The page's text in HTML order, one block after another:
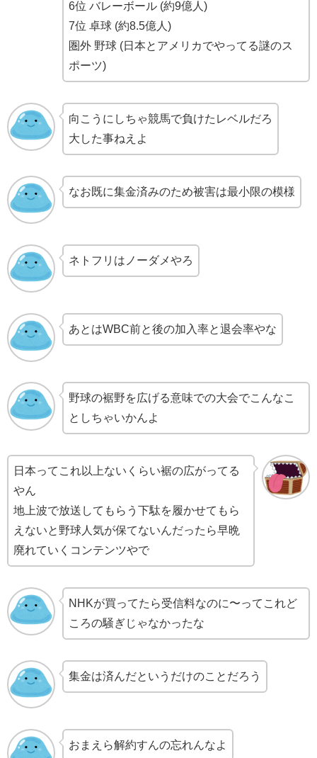
6位 バレーボール (約9億人)
7位 卓球 (約8.5億人)
圏外 野球 (日本とアメリカでやってる謎のス
ポーツ)
向こうにしちゃ競馬で負けたレベルだろ
大した事ねえよ
なお既に集金済みのため被害は最小限の模様
ネトフリはノーダメやろ
あとはWBC前と後の加入率と退会率やな
野球の裾野を広げる意味での大会でこんなこ
としちゃいかんよ
日本ってこれ以上ないくらい裾の広がってる
やん
地上波で放送してもらう下駄を履かせてもら
えないと野球人気が保てないんだったら早晩
廃れていくコンテンツやで
NHKが買ってたら受信料なのに〜ってこれど
ころの騒ぎじゃなかったな
集金は済んだというだけのことだろう
おまえら解約すんの忘れんなよ